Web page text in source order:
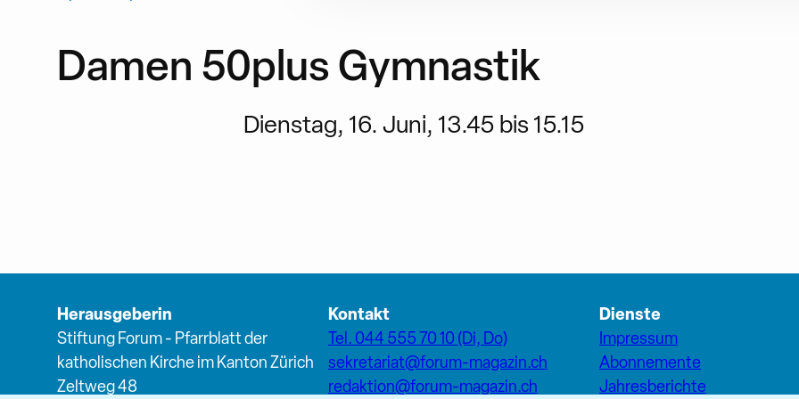
Damen 50plus Gymnastik
Dienstag, 16. Juni, 13.45 bis 15.15
Herausgeberin
Stiftung Forum - Pfarrblatt der
katholischen Kirche im Kanton Zürich
Zeltweg 48
Kontakt
Tel. 044 555 70 10 (Di, Do)
sekretariat@forum-magazin.ch
redaktion@forum-magazin.ch
Dienste
Impressum
Abonnemente
Jahresberichte